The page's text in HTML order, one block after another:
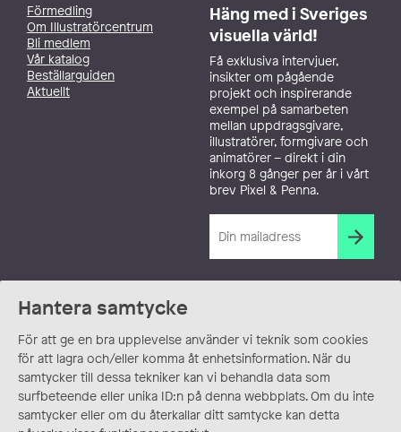
Hantera samtycke
För att ge en bra upplevelse använder vi teknik som cookies
för att lagra och/eller komma åt enhetsinformation. När du
samtycker till dessa tekniker kan vi behandla data som
surfbeteende eller unika ID:n på denna webbplats. Om du inte
samtycker eller om du återkallar ditt samtycke kan detta
Förmedling
Om Illustratörcentrum
Bli medlem
Vår katalog
Beställarguiden
Aktuellt
Häng med i Sveriges
visuella värld!
Få exklusiva intervjuer,
insikter om pågående
projekt och inspirerande
exempel på samarbeten
mellan uppdragsgivare,
illustratörer, formgivare och
animatörer – direkt i din
inkorg 8 gånger per år i vårt
brev Pixel & Penna.